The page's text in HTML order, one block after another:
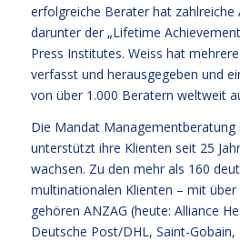
erfolgreiche Berater hat zahlreiche
darunter der „Lifetime
Press Institutes. Weiss hat
verfasst und herausgegeben und
von über 1.000 Beratern weltweit
Die Mandat
unterstützt ihre Klienten seit 25
wachsen. Zu den mehr als 160
multinationalen Klienten – mit
gehören ANZAG (heute: Alliance
Deutsche Post/DHL, Saint-